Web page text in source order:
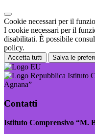
Cookie necessari per il
I cookie necessari per il
disabilitati. È possibile
policy.
Accetta tutti Salva le
Istituto
Agnana”
Contatti
Istituto Comprensivo “M.